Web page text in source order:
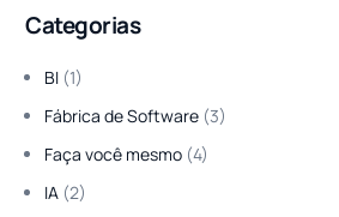
Categorias
BI (1)
Fábrica de Software (3)
Faça você mesmo (4)
IA (2)